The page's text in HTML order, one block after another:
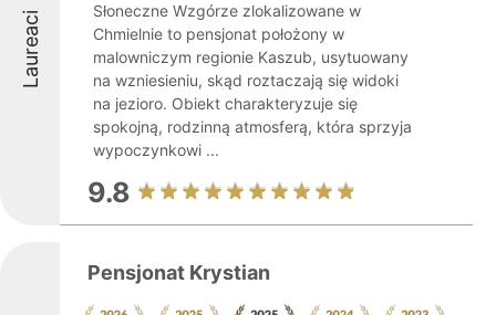
Laureaci
Słoneczne Wzgórze zlokalizowane w
Chmielnie to pensjonat położony w
malowniczym regionie Kaszub, usytuowany
na wzniesieniu, skąd roztaczają się widoki
na jezioro. Obiekt charakteryzuje się
spokojną, rodzinną atmosferą, która sprzyja
wypoczynkowi ...
9.8
Pensjonat Krystian